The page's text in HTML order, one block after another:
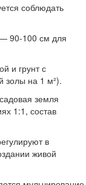
соблюдать
90-100 см для
и грунт с
золы на 1 м²).
земля
1:1, состав
в
живой